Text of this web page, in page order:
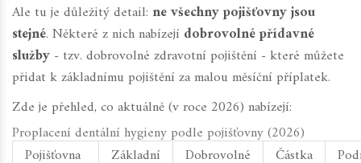
Ale tu je důležitý detail: ne všechny pojišťovny jsou
stejné. Některé z nich nabízejí dobrovolné přídavné
služby - tzv. dobrovolné zdravotní pojištění - které můžete
přidat k základnímu pojištění za malou měsíční příplatek.
Zde je přehled, co aktuálně (v roce 2026) nabízejí:
Proplacení dentální hygieny podle pojišťovny (2026)
Pojišťovna
Základní Dobrovolné Částka